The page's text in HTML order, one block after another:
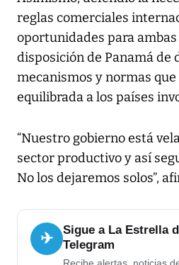
reglas comerciales
oportunidades para
disposición de Panamá de
mecanismos y normas
equilibrada a los países
“Nuestro gobierno está
sector productivo y así
No los dejaremos solos”,
✈
Sigue a La Estrella
Telegram
Recibe alertas, noticias